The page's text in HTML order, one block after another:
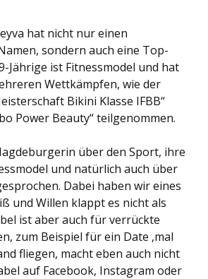
hat nicht nur einen
sondern auch eine Top-
Jährige ist Fitnessmodel und hat
Wettkämpfen, wie der
Bikini Klasse IFBB“
Power Beauty“ teilgenommen.
über den Sport, ihre
und natürlich auch über
Dabei haben wir eines
und Willen klappt es nicht als
ist aber auch für verrückte
zum Beispiel für ein Date ‚mal
fliegen, macht eben auch nicht
auf Facebook, Instagram oder